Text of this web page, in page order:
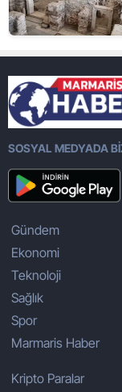
SOSYAL MEDYADA
Gündem
Ekonomi
Teknoloji
Sağlık
Spor
Marmaris Haber
Kripto Paralar